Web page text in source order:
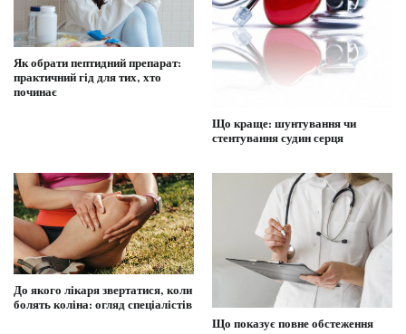
Як обрати пептидний препарат:
практичний гід для тих, хто
починає
Що краще: шунтування чи
стентування судин серця
До якого лікаря звертатися, коли
болять коліна: огляд спеціалістів
Що показує повне обстеження